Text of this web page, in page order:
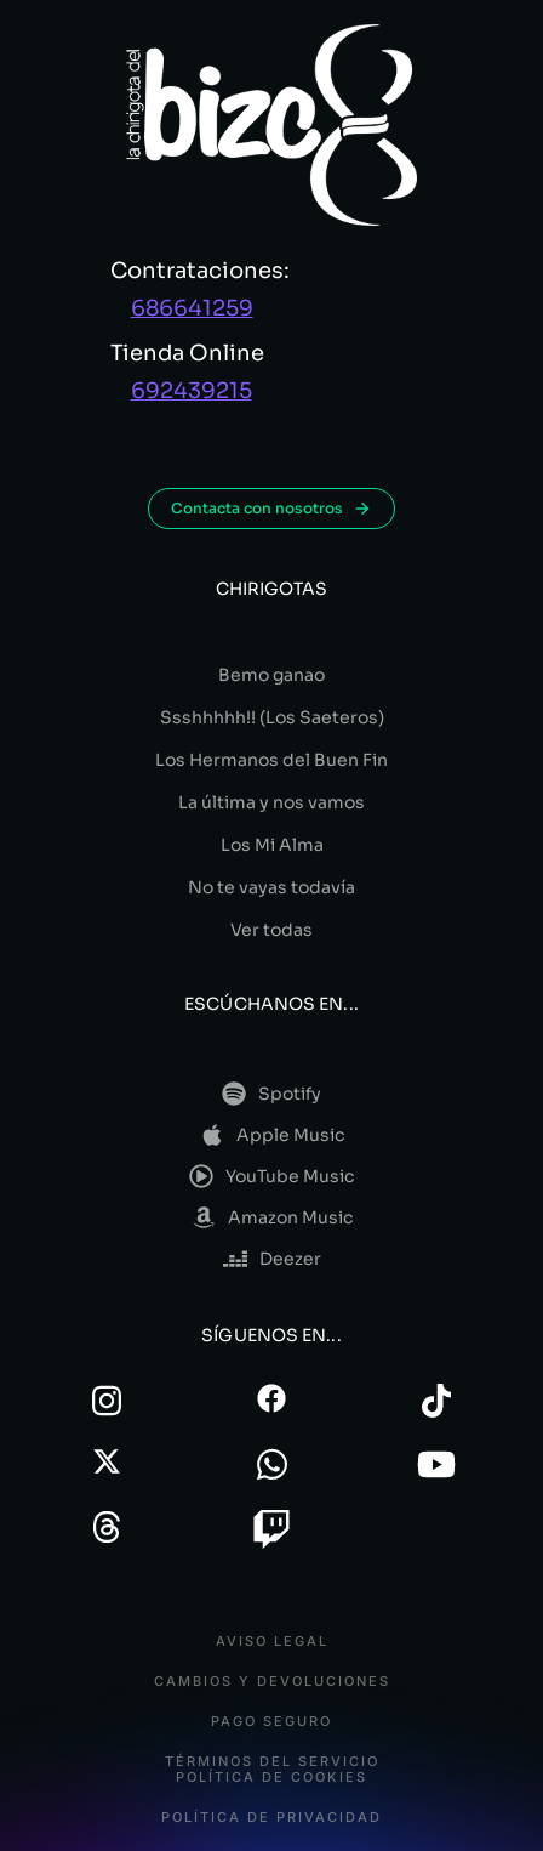
Contrataciones:
686641259
Tienda Online
692439215
Contacta con nosotros
CHIRIGOTAS
Bemo ganao
Ssshhhhh!! (Los Saeteros)
Los Hermanos del Buen Fin
La última y nos vamos
Los Mi Alma
No te vayas todavía
Ver todas
ESCÚCHANOS EN...
Spotify
Apple Music
YouTube Music
Amazon Music
Deezer
SÍGUENOS EN...
AVISO LEGAL
CAMBIOS Y DEVOLUCIONES
PAGO SEGURO
TÉRMINOS DEL SERVICIO
POLÍTICA DE COOKIES
POLÍTICA DE PRIVACIDAD